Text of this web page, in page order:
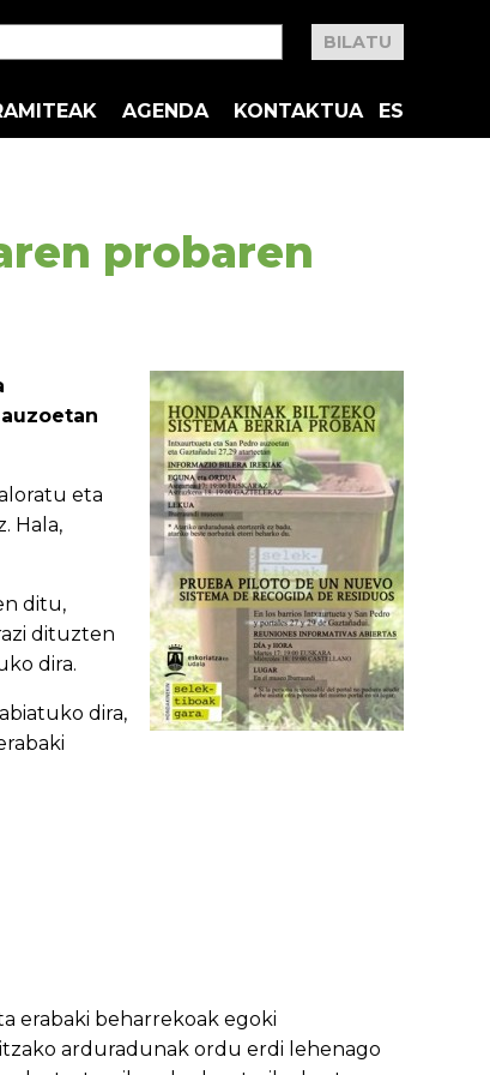
AGENDA KONTAKTUA ES
probaren
eta
Hala,
ditu,
dituzten
dira.
dira,
erabaki beharrekoak egoki
arduradunak ordu erdi lehenago